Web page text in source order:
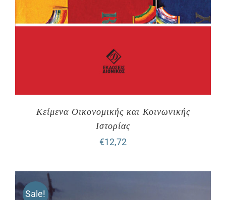
Κείμενα Οικονομικής και Κοινωνικής
Ιστορίας
€12,72
Sale!